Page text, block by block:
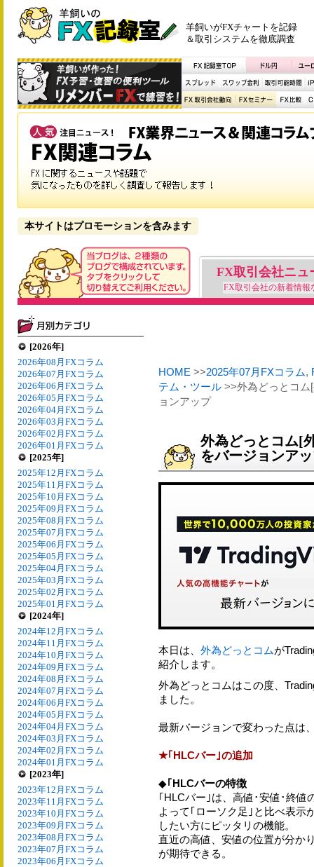
羊飼いがFXチャートを記録
＆取引システムを徹底調査
本サイトはプロモーションを含みます
FX取引会社ニュ
FX取引会社の新着情報
[2026年]
2026年08月FXコラム
2026年07月FXコラム
2026年06月FXコラム
2026年05月FXコラム
2026年04月FXコラム
2026年03月FXコラム
2026年02月FXコラム
2026年01月FXコラム
[2025年]
2025年12月FXコラム
2025年11月FXコラム
2025年10月FXコラム
2025年09月FXコラム
2025年08月FXコラム
2025年07月FXコラム
2025年06月FXコラム
2025年05月FXコラム
2025年04月FXコラム
2025年03月FXコラム
2025年02月FXコラム
2025年01月FXコラム
[2024年]
2024年12月FXコラム
2024年11月FXコラム
2024年10月FXコラム
2024年09月FXコラム
2024年08月FXコラム
2024年07月FXコラム
2024年06月FXコラム
2024年05月FXコラム
2024年04月FXコラム
2024年03月FXコラム
2024年02月FXコラム
2024年01月FXコラム
[2023年]
2023年12月FXコラム
2023年11月FXコラム
2023年10月FXコラム
2023年09月FXコラム
2023年08月FXコラム
2023年07月FXコラム
2023年06月FXコラム
HOME >>2025年07月FXコラム,
テム・ツール >>外為どっとコム
ョンアップ
外為どっとコム[
をバージョンア
本日は、 外為どっとコムが
紹介します。
外為どっとコムはこの度、
ました。
最新バージョンで変わった点は
★｢HLCバー｣の追加
◆｢HLCバーの特徴
｢HLCバー｣は、高値･安値･終値
よって｢ローソク足｣と比べ表示
したい方にピッタリの機能。
直近の高値、安値の位置が分か
が期待できる。